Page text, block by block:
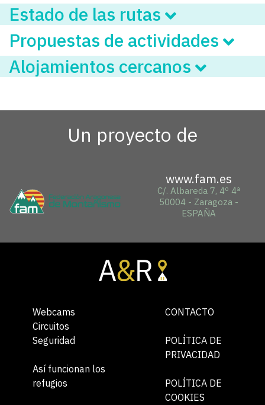
Estado de las rutas
Propuestas de actividades
Alojamientos cercanos
Un proyecto de
www.fam.es
C/. Albareda 7, 4º 4ª
50004 - Zaragoza -
ESPAÑA
Webcams
Circuitos
Seguridad
Así funcionan los
refugios
CONTACTO
POLÍTICA DE
PRIVACIDAD
POLÍTICA DE
COOKIES